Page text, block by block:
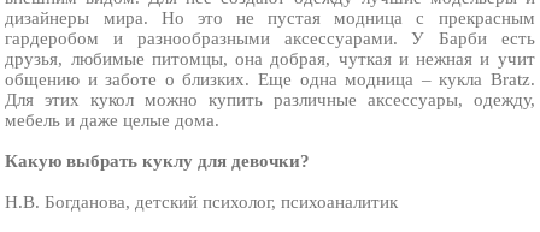
дизайнеры мира. Но это не пустая модница с прекрасным
гардеробом и разнообразными аксессуарами. У Барби есть
друзья, любимые питомцы, она добрая, чуткая и нежная и учит
общению и заботе о близких. Еще одна модница – кукла Bratz.
Для этих кукол можно купить различные аксессуары, одежду,
мебель и даже целые дома.
Какую выбрать куклу для девочки?
Н.В. Богданова, детский психолог, психоаналитик